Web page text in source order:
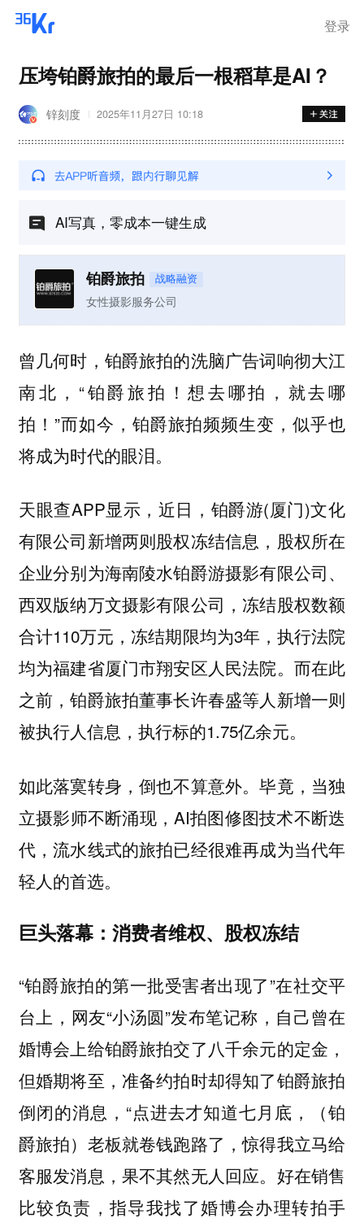
登录
压垮铂爵旅拍的最后一根稻草是AI？
锌刻度 2025年11月27日 10:18
AI写真，零成本一键生成
铂爵旅拍 战略融资
女性摄影服务公司
曾几何时，铂爵旅拍的洗脑广告词响彻大江
南北，“铂爵旅拍！想去哪拍，就去哪
拍！”而如今，铂爵旅拍频频生变，似乎也
将成为时代的眼泪。
天眼查APP显示，近日，铂爵游(厦门)文化
有限公司新增两则股权冻结信息，股权所在
企业分别为海南陵水铂爵游摄影有限公司、
西双版纳万文摄影有限公司，冻结股权数额
合计110万元，冻结期限均为3年，执行法院
均为福建省厦门市翔安区人民法院。而在此
之前，铂爵旅拍董事长许春盛等人新增一则
被执行人信息，执行标的1.75亿余元。
如此落寞转身，倒也不算意外。毕竟，当独
立摄影师不断涌现，AI拍图修图技术不断迭
代，流水线式的旅拍已经很难再成为当代年
轻人的首选。
巨头落幕：消费者维权、股权冻结
“铂爵旅拍的第一批受害者出现了”在社交平
台上，网友“小汤圆”发布笔记称，自己曾在
婚博会上给铂爵旅拍交了八千余元的定金，
但婚期将至，准备约拍时却得知了铂爵旅拍
倒闭的消息，“点进去才知道七月底，（铂
爵旅拍）老板就卷钱跑路了，惊得我立马给
客服发消息，果不其然无人回应。好在销售
比较负责，指导我找了婚博会办理转拍手